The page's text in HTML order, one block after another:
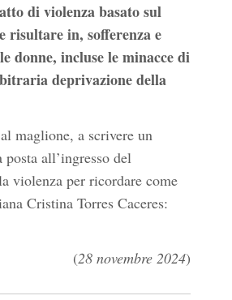
di violenza basato sul
risultare in, sofferenza e
donne, incluse le minacce di
deprivazione della
maglione, a scrivere un
all’ingresso del
violenza per ricordare come
Cristina Torres Caceres:
(28 novembre 2024)